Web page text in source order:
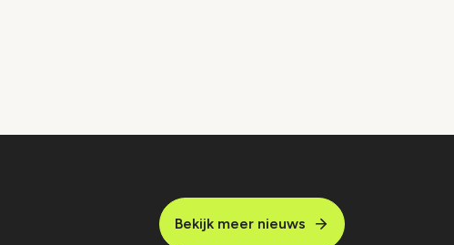
Bekijk meer nieuws